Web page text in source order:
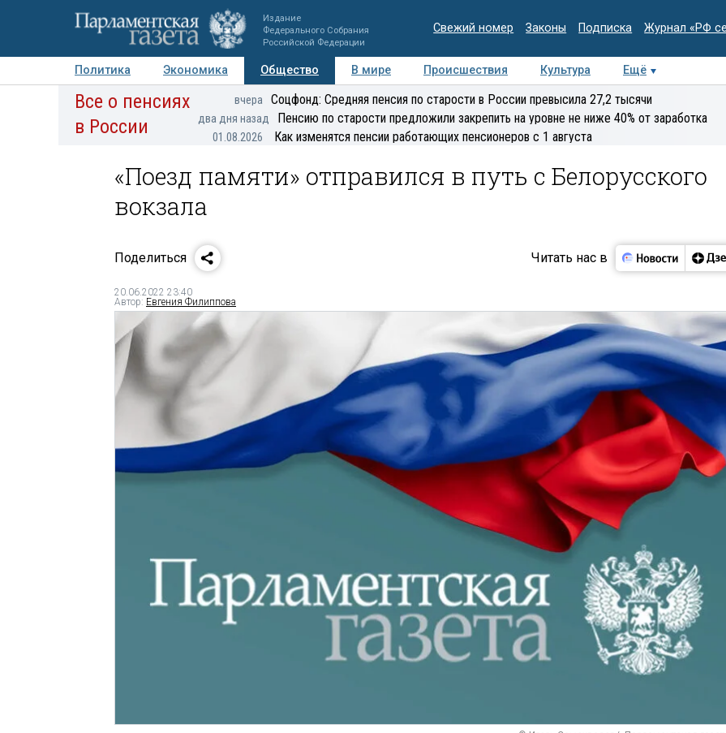
Издание
Федерального Собрания
Российской Федерации
Свежий номер Законы Подписка Журнал «РФ
Политика Экономика Общество В мире Происшествия Культура Ещё
Авторы Персоны Мнения Регионы Медиацентр Интервью Колумнисты
Все о пенсиях
в России
вчера Соцфонд: Средняя пенсия по старости в России превысила 27,2 тысячи
два дня назад Пенсию по старости предложили закрепить на уровне не ниже 40% от заработка
01.08.2026 Как изменятся пенсии работающих пенсионеров с 1 августа
«Поезд памяти» отправился в путь с Белорусского
вокзала
Поделиться Читать нас в
20.06.2022 23:40
Автор: Евгения Филиппова